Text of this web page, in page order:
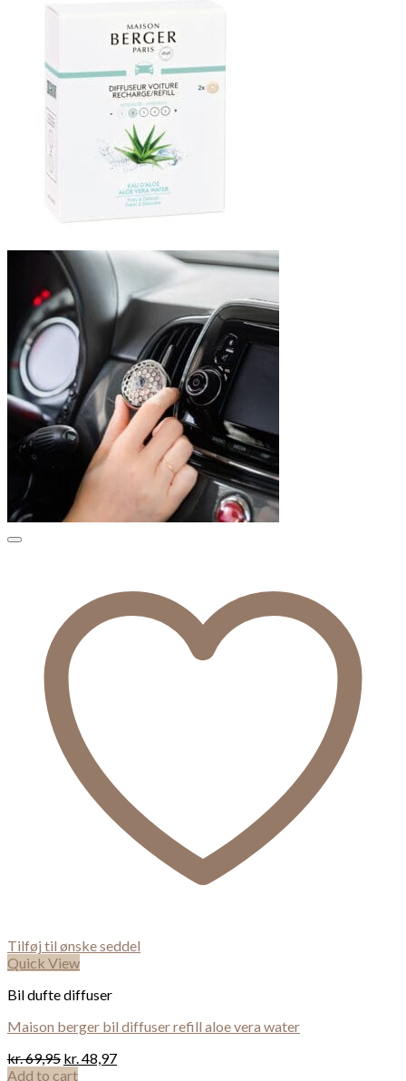
Tilføj til ønske seddel
Quick View
Bil dufte diffuser
Maison berger bil diffuser refill aloe vera water
kr.69,95 kr.48,97
Add to cart